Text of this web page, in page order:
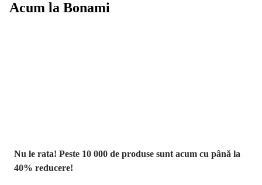
Acum la Bonami
Nu le rata! Peste 10 000 de produse sunt acum cu până la
40% reducere!